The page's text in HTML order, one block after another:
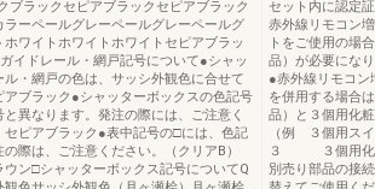
ブラックセピアブラックセピアブラック
ラーペールグレーペールグレーペールグ
ワイトホワイトホワイトセピアブラッ
イドレール・網戸記号について●シャッ
ル・網戸の色は、サッシ外観色に合せて
アブラック●シャッターボックスの色記号
異なります。発注の際には、ご注意く
セピアブラック●表中記号の□には、色記
際は、ご注意ください。（クリアB）
ウン□シャッターボックス記号についてQ
セット内に認定
赤外線リモコン
トをご使用の場
品）が必要にな
●赤外線リモコン
を併用する場合
品）と３個用化
（例 ３個用ス
３ ３個用化粧
別売り部品の接